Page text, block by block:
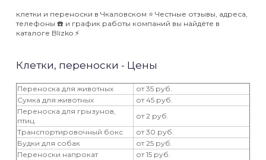
клетки и переноски в Чкаловском ⭐️ Честные отзывы, адреса,
телефоны ☎️ и график работы компаний вы найдёте в
каталоге Blizko ⚡️
Клетки, переноски - Цены
Переноска для животных
от 35 руб.
Сумка для животных
от 45 руб.
Переноска для грызунов,
птиц
от 2 руб.
Транспортировочный бокс
от 30 руб.
Будки для собак
от 25 руб.
Переноски напрокат
от 15 руб.